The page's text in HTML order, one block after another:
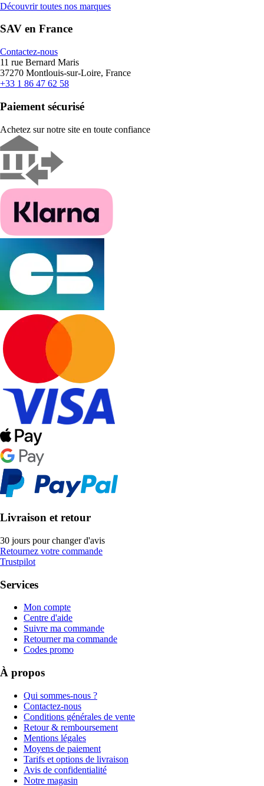
Découvrir toutes nos marques
SAV en France
Contactez-nous
11 rue Bernard Maris
37270 Montlouis-sur-Loire, France
+33 1 86 47 62 58
Paiement sécurisé
Achetez sur notre site en toute confiance
Livraison et retour
30 jours pour changer d'avis
Retournez votre commande
Trustpilot
Services
Mon compte
Centre d'aide
Suivre ma commande
Retourner ma commande
Codes promo
À propos
Qui sommes-nous ?
Contactez-nous
Conditions générales de vente
Retour & remboursement
Mentions légales
Moyens de paiement
Tarifs et options de livraison
Avis de confidentialité
Notre magasin